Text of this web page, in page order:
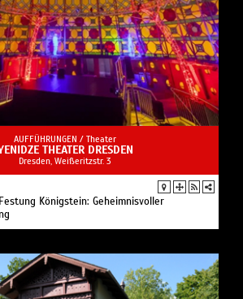
AUFFÜHRUNGEN / Theater
THEATER DRESDEN
Dresden, Weißeritzstr. 3
Königstein: Geheimnisvoller